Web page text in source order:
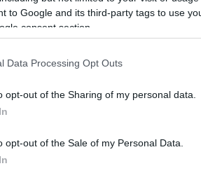
to Google and its third-party tags to use
consent section.
Data Processing Opt Outs
opt-out of the Sharing of my personal data.
opt-out of the Sale of my Personal Data.
την απογραφή την
τα στοιχεία
τους (ώρες
σταθερό ή
(στοιχείων
λοιπούς κλάδους της
έως 31.11.2022.